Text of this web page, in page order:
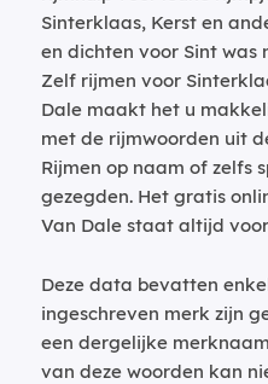
Sinterklaas, Kerst en
en dichten voor Sint was
Zelf rijmen voor
Dale maakt het u
met de rijmwoorden uit
Rijmen op naam of zelfs
gezegden. Het gratis
Van Dale staat altijd
Deze data bevatten
ingeschreven merk zijn
een dergelijke
van deze woorden kan